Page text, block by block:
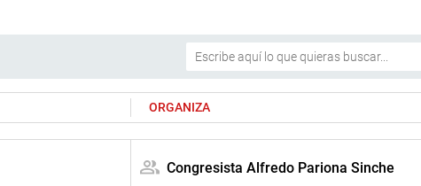
ORGANIZA
Congresista Alfredo Pariona Sinche